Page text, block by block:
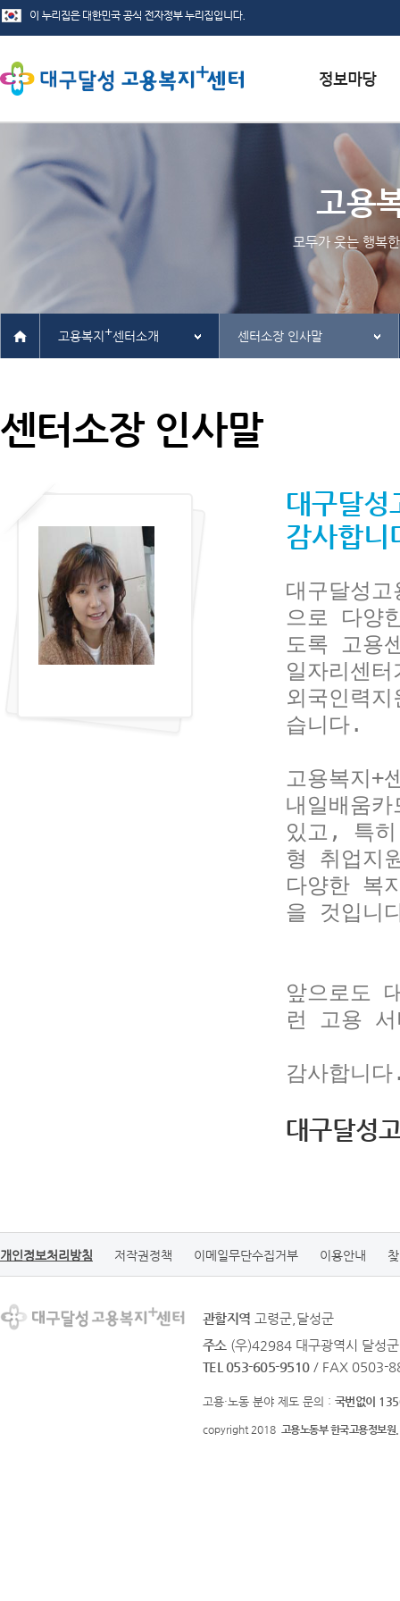
서식자료실
채용정보
인재정보
관련사이트
고용
모두가 웃는 행복
고용복지 +센터소개 센터소장 인사말
센터소장 인사말
대구달성
감사합니
대구달성
으로 다양
도록 고용
일자리센
외국인력
습니다.
고용복지+
내일배움
있고, 특
형 취업지
다양한 복
을 것입니
앞으로도
런 고용
감사합니
대구달성
개인정보처리방침 저작권정책 이메일무단수집거부 이용안내
관할지역 고령군,달성군
주소 (우)42984 대구광역시 달성
TEL 053-605-9510 / FAX 0503-
고용·노동 분야 제도 문의 : 국번없이
copyright 2018 고용노동부 한국고용정보원.